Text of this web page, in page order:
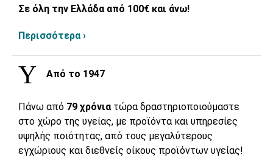
Σε όλη την Ελλάδα από 100€ και άνω!
Περισσότερα ›
Από το 1947
Πάνω από 79 χρόνια τώρα δραστηριοποιούμαστε
στο χώρο της υγείας, με προϊόντα και υπηρεσίες
υψηλής ποιότητας, από τους μεγαλύτερους
εγχώριους και διεθνείς οίκους προϊόντων υγείας!